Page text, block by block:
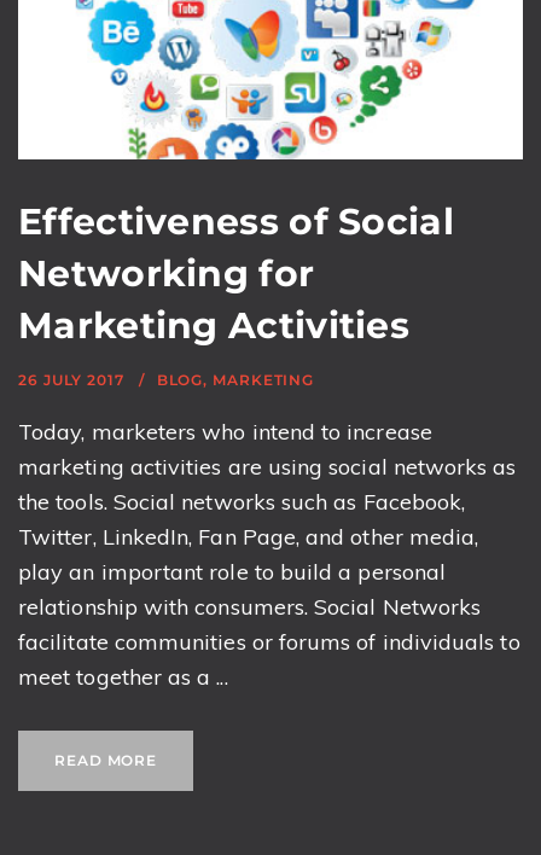
Effectiveness of Social
Networking for
Marketing Activities
26 JULY 2017 BLOG, MARKETING
Today, marketers who intend to increase
marketing activities are using social networks as
the tools. Social networks such as Facebook,
Twitter, LinkedIn, Fan Page, and other media,
play an important role to build a personal
relationship with consumers. Social Networks
facilitate communities or forums of individuals to
meet together as a ...
READ MORE